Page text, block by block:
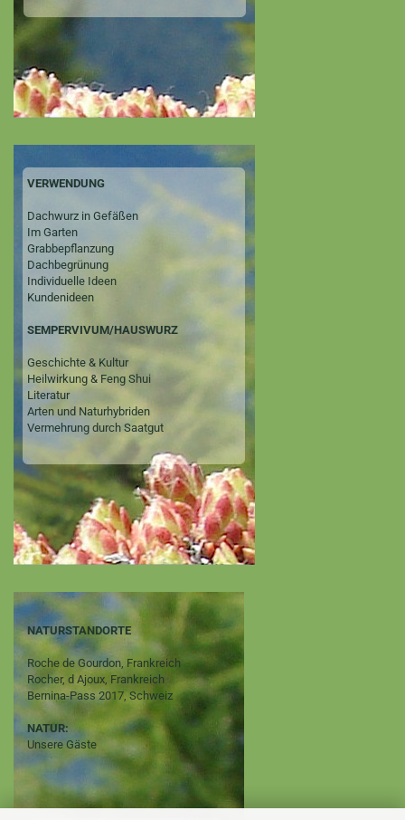
VERWENDUNG
Dachwurz in Gefäßen
Im Garten
Grabbepflanzung
Dachbegrünung
Individuelle Ideen
Kundenideen
SEMPERVIVUM/HAUSWURZ
Geschichte & Kultur
Heilwirkung & Feng Shui
Literatur
Arten und Naturhybriden
Vermehrung durch Saatgut
NATURSTANDORTE
Roche de Gourdon, Frankreich
Rocher, d Ajoux, Frankreich
Bernina-Pass 2017, Schweiz
NATUR:
Unsere Gäste